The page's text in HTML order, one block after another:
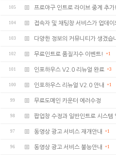
105 프로야구 인트로 라이브 중계 추
104 접속자 및 채팅창 서비스가 업데
103 다양한 정보의 커뮤니티가 생겼습
102 무료인트로 품질지수 이벤트! +1
101 인포하우스 V2.0 리뉴얼 완료 +3
100 인포하우스 리뉴얼 V2.0 안내 +1
99 무료도메인 카운터 에러수정
98 팝업창 수정과 일반인트로 시스템
97 동영상 광고 서비스 재개안내 +1
96 동영상 광고 서비스 불능안내 +1